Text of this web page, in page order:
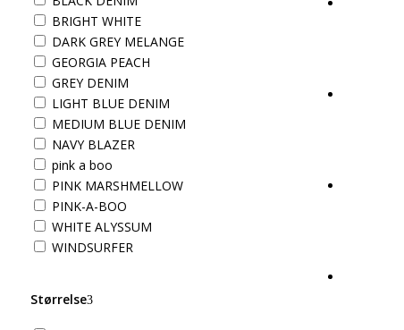
BRIGHT WHITE
DARK GREY MELANGE
GEORGIA PEACH
GREY DENIM
LIGHT BLUE DENIM
MEDIUM BLUE DENIM
NAVY BLAZER
pink a boo
PINK MARSHMELLOW
PINK-A-BOO
WHITE ALYSSUM
WINDSURFER
Størrelse